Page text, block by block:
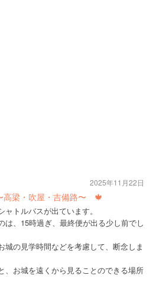
梁・吹屋・吉備路〜 🍁
ャトルバスが出ています。
は、15時過ぎ、最終便が出る少し前でし
城の見学時間などを考慮して、断念しま
、お城を遠くから見ることのできる場所
2025年11月22日